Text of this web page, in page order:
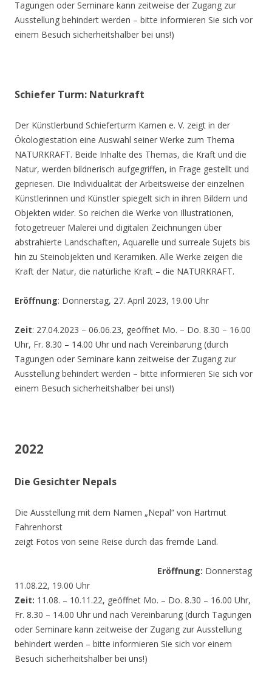
Tagungen oder Seminare kann zeitweise der Zugang zur
Ausstellung behindert werden – bitte informieren Sie sich vor
einem Besuch sicherheitshalber bei uns!)
Schiefer Turm: Naturkraft
Der Künstlerbund Schieferturm Kamen e. V. zeigt in der
Ökologiestation eine Auswahl seiner Werke zum Thema
NATURKRAFT. Beide Inhalte des Themas, die Kraft und die
Natur, werden bildnerisch aufgegriffen, in Frage gestellt und
gepriesen. Die Individualität der Arbeitsweise der einzelnen
Künstlerinnen und Künstler spiegelt sich in ihren Bildern und
Objekten wider. So reichen die Werke von Illustrationen,
fotogetreuer Malerei und digitalen Zeichnungen über
abstrahierte Landschaften, Aquarelle und surreale Sujets bis
hin zu Steinobjekten und Keramiken. Alle Werke zeigen die
Kraft der Natur, die natürliche Kraft – die NATURKRAFT.
Eröffnung: Donnerstag, 27. April 2023, 19.00 Uhr
Zeit: 27.04.2023 – 06.06.23, geöffnet Mo. – Do. 8.30 – 16.00
Uhr, Fr. 8.30 – 14.00 Uhr und nach Vereinbarung (durch
Tagungen oder Seminare kann zeitweise der Zugang zur
Ausstellung behindert werden – bitte informieren Sie sich vor
einem Besuch sicherheitshalber bei uns!)
2022
Die Gesichter Nepals
Die Ausstellung mit dem Namen „Nepal“ von Hartmut
Fahrenhorst
zeigt Fotos von seine Reise durch das fremde Land.
Eröffnung: Donnerstag
11.08.22, 19.00 Uhr
Zeit: 11.08. – 10.11.22, geöffnet Mo. – Do. 8.30 – 16.00 Uhr,
Fr. 8.30 – 14.00 Uhr und nach Vereinbarung (durch Tagungen
oder Seminare kann zeitweise der Zugang zur Ausstellung
behindert werden – bitte informieren Sie sich vor einem
Besuch sicherheitshalber bei uns!)